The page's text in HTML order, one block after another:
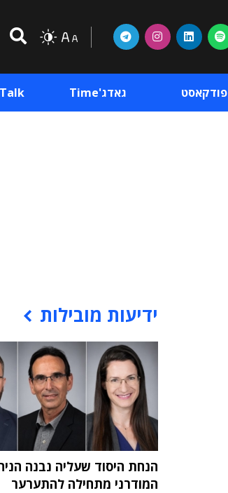
פודקאסט גאדג'Time
ידיעות מובילות
הנחת היסוד שעליה נבנה
המודרני מתחילה להתערער